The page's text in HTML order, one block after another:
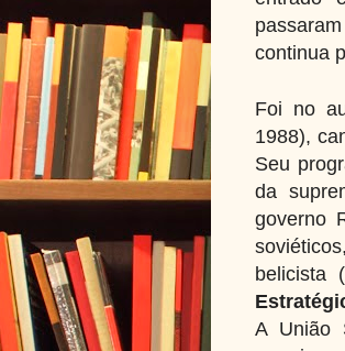
continua
Foi no
1988),
Seu
da
governo
belicista
A União